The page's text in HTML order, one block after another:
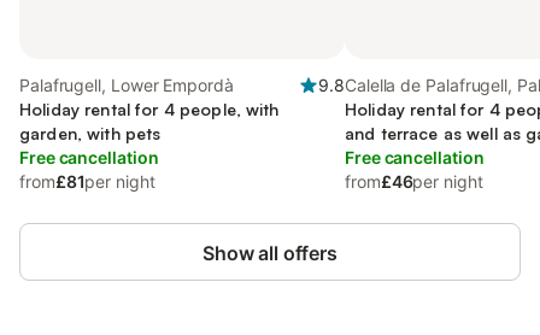
Palafrugell, Lower Empordà
9.8
Holiday rental for 4 people, with
garden, with pets
Free cancellation
from£81per night
Calella de Palafrugell,
Holiday rental for 4
and terrace as well as
Free cancellation
from£46per night
Show all offers